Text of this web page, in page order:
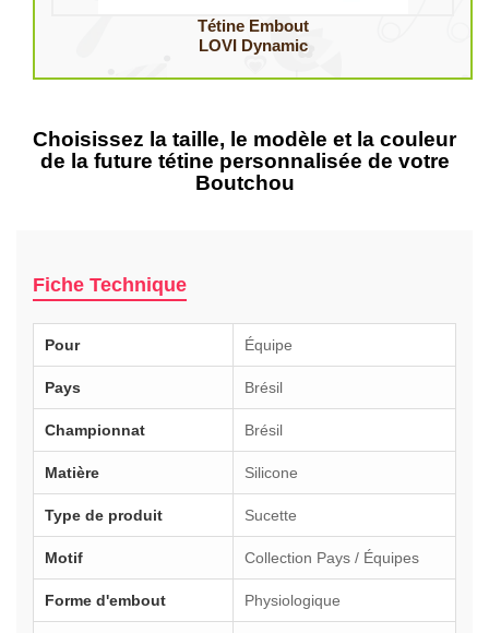
Tétine Embout
LOVI Dynamic
Choisissez la taille, le modèle et la couleur
de la future tétine personnalisée de votre
Boutchou
Fiche Technique
Pour Équipe
Pays Brésil
Championnat Brésil
Matière Silicone
Type de produit Sucette
Motif Collection Pays / Équipes
Forme d'embout Physiologique